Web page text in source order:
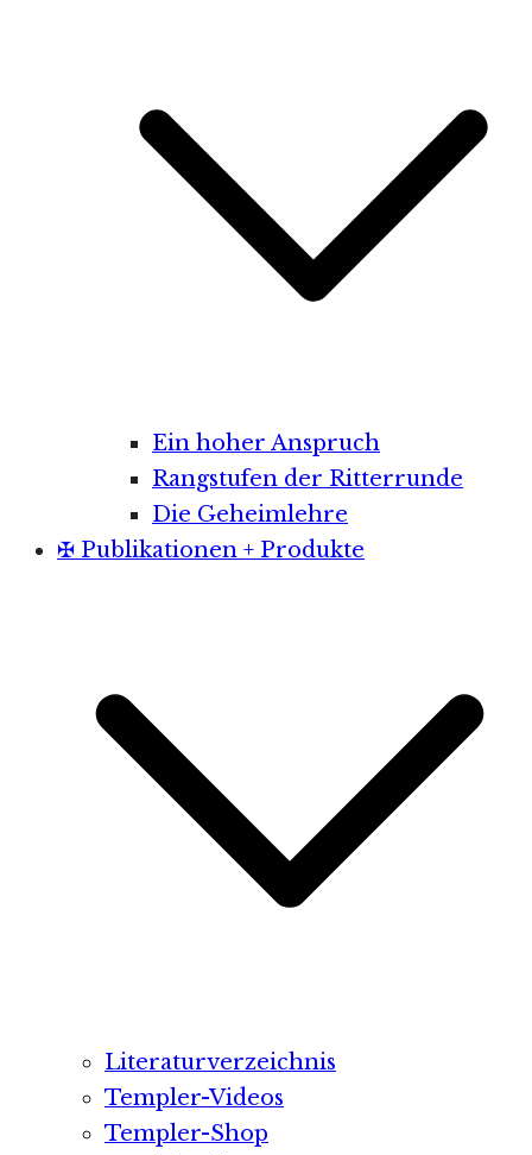
Ein hoher Anspruch
Rangstufen der Ritterrunde
Die Geheimlehre
✠ Publikationen + Produkte
Literaturverzeichnis
Templer-Videos
Templer-Shop